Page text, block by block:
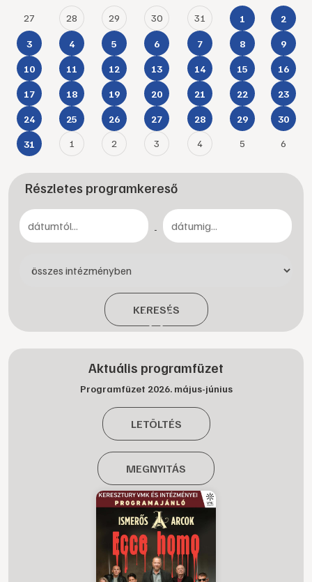
27 28 29 30 31 1 2
3 4 5 6 7 8 9
10 11 12 13 14 15 16
17 18 19 20 21 22 23
24 25 26 27 28 29 30
31 1 2 3 4 5 6
Részletes programkereső
-
KERESÉS
Aktuális programfüzet
Programfüzet 2026. május-június
LETÖLTÉS
MEGNYITÁS